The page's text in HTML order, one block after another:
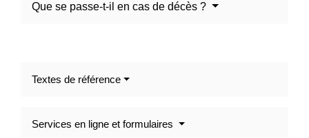
Que se passe-t-il en cas de décès ?
Textes de référence
Services en ligne et formulaires